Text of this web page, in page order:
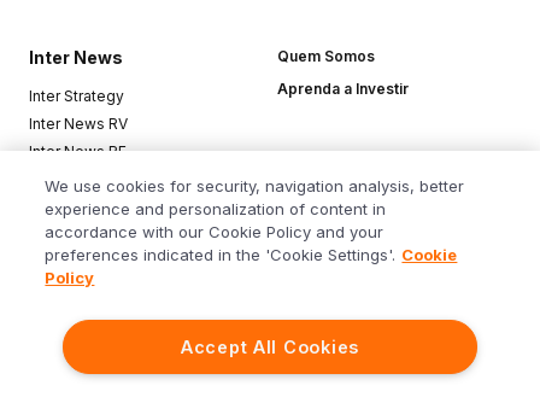
Siga o Inter
Inter News
Inter Strategy
Inter News RV
Inter News RF
Top Funds
Quem Somos
Aprenda a Investir
Baixe o app
We use cookies for security, navigation analysis, better
experience and personalization of content in
accordance with our Cookie Policy and your
preferences indicated in the 'Cookie Settings'. Cookie
Policy
Accept All Cookies